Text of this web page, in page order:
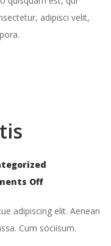
adipisci velit,
Offon
adipiscing elit. Aenean
Cum sociisum.